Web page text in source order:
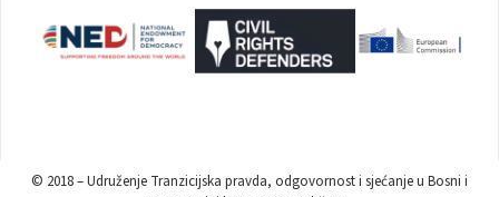
© 2018 – Udruženje Tranzicijska pravda, odgovornost i sjećanje u Bosni i